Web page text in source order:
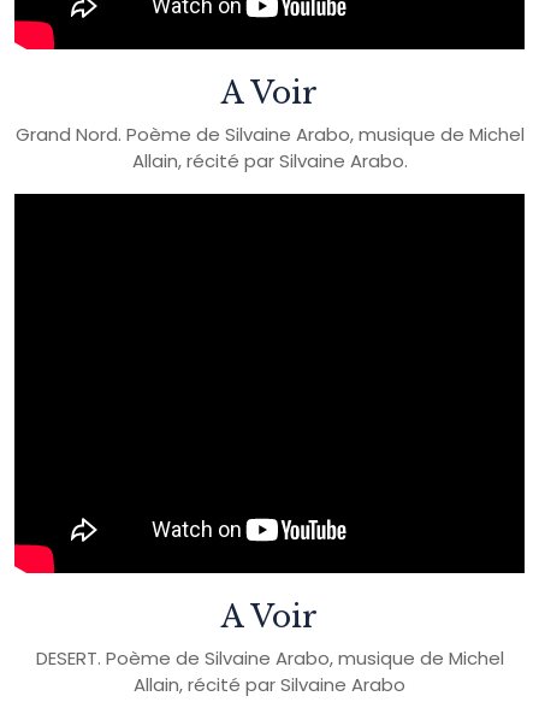
A Voir
Grand Nord. Poème de Silvaine Arabo, musique de Michel
Allain, récité par Silvaine Arabo.
A Voir
DESERT. Poème de Silvaine Arabo, musique de Michel
Allain, récité par Silvaine Arabo